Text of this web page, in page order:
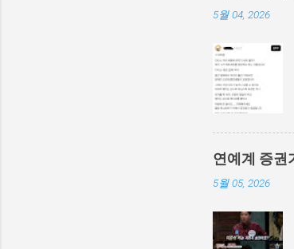
5월 04, 2026
연예계 증권
5월 05, 2026